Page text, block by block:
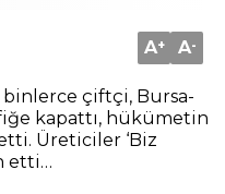
A+ A-
binlerce çiftçi, Bursa-
kapattı, hükümetin
Üreticiler ‘Biz
etti…